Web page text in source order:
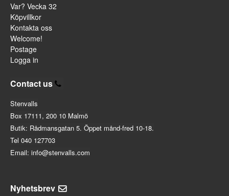
Var? Vecka 32
Köpvillkor
Kontakta oss
Welcome!
Postage
Logga in
Contact us
Stenvalls
Box 17111, 200 10 Malmö
Butik: Rådmansgatan 5. Öppet månd-fred 10-18.
Tel 040 127703
Email: info@stenvalls.com
Nyhetsbrev